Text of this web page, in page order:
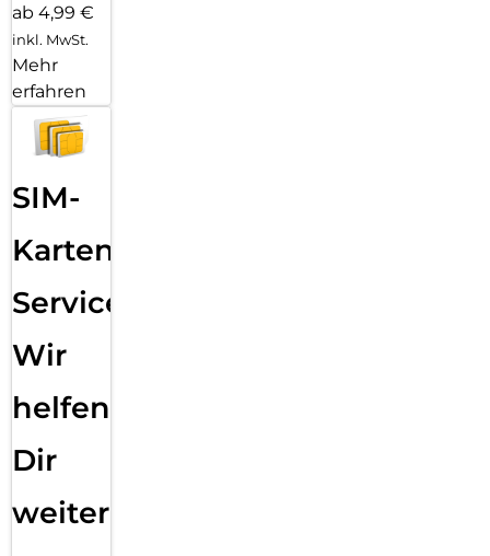
ab 4,99 €
inkl. MwSt.
Mehr
erfahren
SIM-
Karten
Service:
Wir
helfen
Dir
weiter